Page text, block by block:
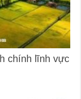
chính lĩnh vực